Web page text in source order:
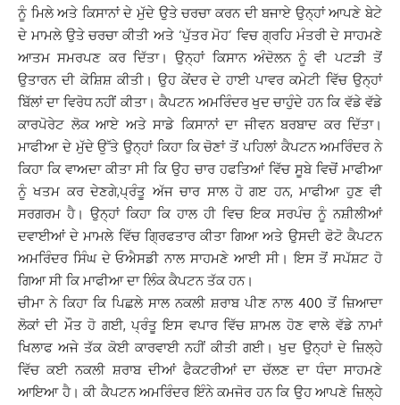
ਨੂੰ ਮਿਲੇ ਅਤੇ ਕਿਸਾਨਾਂ ਦੇ ਮੁੱਦੇ ਉਤੇ ਚਰਚਾ ਕਰਨ ਦੀ ਬਜਾਏ ਉਨ੍ਹਾਂ ਆਪਣੇ ਬੇਟੇ
ਦੇ ਮਾਮਲੇ ਉਤੇ ਚਰਚਾ ਕੀਤੀ ਅਤੇ ‘ਪੁੱਤਰ ਮੋਹ’ ਵਿਚ ਗ੍ਰਹਿ ਮੰਤਰੀ ਦੇ ਸਾਹਮਣੇ
ਆਤਮ ਸਮਰਪਣ ਕਰ ਦਿੱਤਾ। ਉਨ੍ਹਾਂ ਕਿਸਾਨ ਅੰਦੋਲਨ ਨੂੰ ਵੀ ਪਟੜੀ ਤੋਂ
ਉਤਾਰਨ ਦੀ ਕੋਸ਼ਿਸ਼ ਕੀਤੀ। ਉਹ ਕੇਂਦਰ ਦੇ ਹਾਈ ਪਾਵਰ ਕਮੇਟੀ ਵਿੱਚ ਉਨ੍ਹਾਂ
ਬਿੱਲਾਂ ਦਾ ਵਿਰੋਧ ਨਹੀਂ ਕੀਤਾ। ਕੈਪਟਨ ਅਮਰਿੰਦਰ ਖੁਦ ਚਾਹੁੰਦੇ ਹਨ ਕਿ ਵੱਡੇ ਵੱਡੇ
ਕਾਰਪੋਰੇਟ ਲੋਕ ਆਏ ਅਤੇ ਸਾਡੇ ਕਿਸਾਨਾਂ ਦਾ ਜੀਵਨ ਬਰਬਾਦ ਕਰ ਦਿੱਤਾ।
ਮਾਫੀਆ ਦੇ ਮੁੱਦੇ ਉੱਤੇ ਉਨ੍ਹਾਂ ਕਿਹਾ ਕਿ ਚੋਣਾਂ ਤੋਂ ਪਹਿਲਾਂ ਕੈਪਟਨ ਅਮਰਿੰਦਰ ਨੇ
ਕਿਹਾ ਕਿ ਵਾਅਦਾ ਕੀਤਾ ਸੀ ਕਿ ਉਹ ਚਾਰ ਹਫਤਿਆਂ ਵਿੱਚ ਸੂਬੇ ਵਿਚੋਂ ਮਾਫੀਆ
ਨੂੰ ਖਤਮ ਕਰ ਦੇਣਗੇ,ਪ੍ਰੰਤੂ ਅੱਜ ਚਾਰ ਸਾਲ ਹੋ ਗੲ ਹਨ, ਮਾਫੀਆ ਹੁਣ ਵੀ
ਸਰਗਰਮ ਹੈ। ਉਨ੍ਹਾਂ ਕਿਹਾ ਕਿ ਹਾਲ ਹੀ ਵਿਚ ਇਕ ਸਰਪੰਚ ਨੂੰ ਨਸ਼ੀਲੀਆਂ
ਦਵਾਈਆਂ ਦੇ ਮਾਮਲੇ ਵਿੱਚ ਗ੍ਰਿਫਤਾਰ ਕੀਤਾ ਗਿਆ ਅਤੇ ਉਸਦੀ ਫੋਟੋ ਕੈਪਟਨ
ਅਮਰਿੰਦਰ ਸਿੰਘ ਦੇ ਓਐਸਡੀ ਨਾਲ ਸਾਹਮਣੇ ਆਈ ਸੀ। ਇਸ ਤੋਂ ਸਪੱਸ਼ਟ ਹੋ
ਗਿਆ ਸੀ ਕਿ ਮਾਫੀਆ ਦਾ ਲਿੰਕ ਕੈਪਟਨ ਤੱਕ ਹਨ।
ਚੀਮਾ ਨੇ ਕਿਹਾ ਕਿ ਪਿਛਲੇ ਸਾਲ ਨਕਲੀ ਸ਼ਰਾਬ ਪੀਣ ਨਾਲ 400 ਤੋਂ ਜ਼ਿਆਦਾ
ਲੋਕਾਂ ਦੀ ਮੌਤ ਹੋ ਗਈ, ਪ੍ਰੰਤੂ ਇਸ ਵਪਾਰ ਵਿੱਚ ਸ਼ਾਮਲ ਹੋਣ ਵਾਲੇ ਵੱਡੇ ਨਾਮਾਂ
ਖਿਲਾਫ ਅਜੇ ਤੱਕ ਕੋਈ ਕਾਰਵਾਈ ਨਹੀਂ ਕੀਤੀ ਗਈ। ਖੁਦ ਉਨ੍ਹਾਂ ਦੇ ਜ਼ਿਲ੍ਹੇ
ਵਿੱਚ ਕਈ ਨਕਲੀ ਸ਼ਰਾਬ ਦੀਆਂ ਫੈਕਟਰੀਆਂ ਦਾ ਚੱਲਣ ਦਾ ਧੰਦਾ ਸਾਹਮਣੇ
ਆਇਆ ਹੈ। ਕੀ ਕੈਪਟਨ ਅਮਰਿੰਦਰ ਇੰਨੇ ਕਮਜੋਰ ਹਨ ਕਿ ਉਹ ਆਪਣੇ ਜ਼ਿਲ੍ਹੇ